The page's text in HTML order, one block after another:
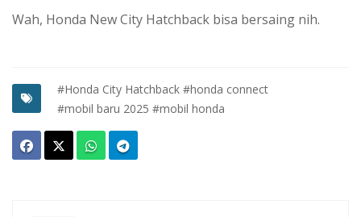
Wah, Honda New City Hatchback bisa bersaing nih.
#Honda City Hatchback #honda connect
#mobil baru 2025 #mobil honda